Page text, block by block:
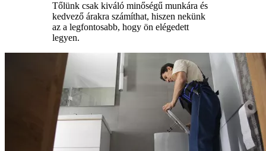
Tőlünk csak kiváló minőségű munkára és
kedvező árakra számíthat, hiszen nekünk
az a legfontosabb, hogy ön elégedett
legyen.